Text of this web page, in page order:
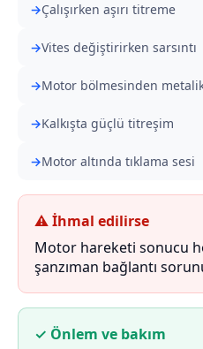
Çalışırken aşırı titreme
Vites değiştirirken sarsıntı
Motor bölmesinden
Kalkışta güçlü titreşim
Motor altında tıklama sesi
⚠ İhmal edilirse
Motor hareketi sonucu
şanzıman bağlantı
✓ Önlem ve bakım